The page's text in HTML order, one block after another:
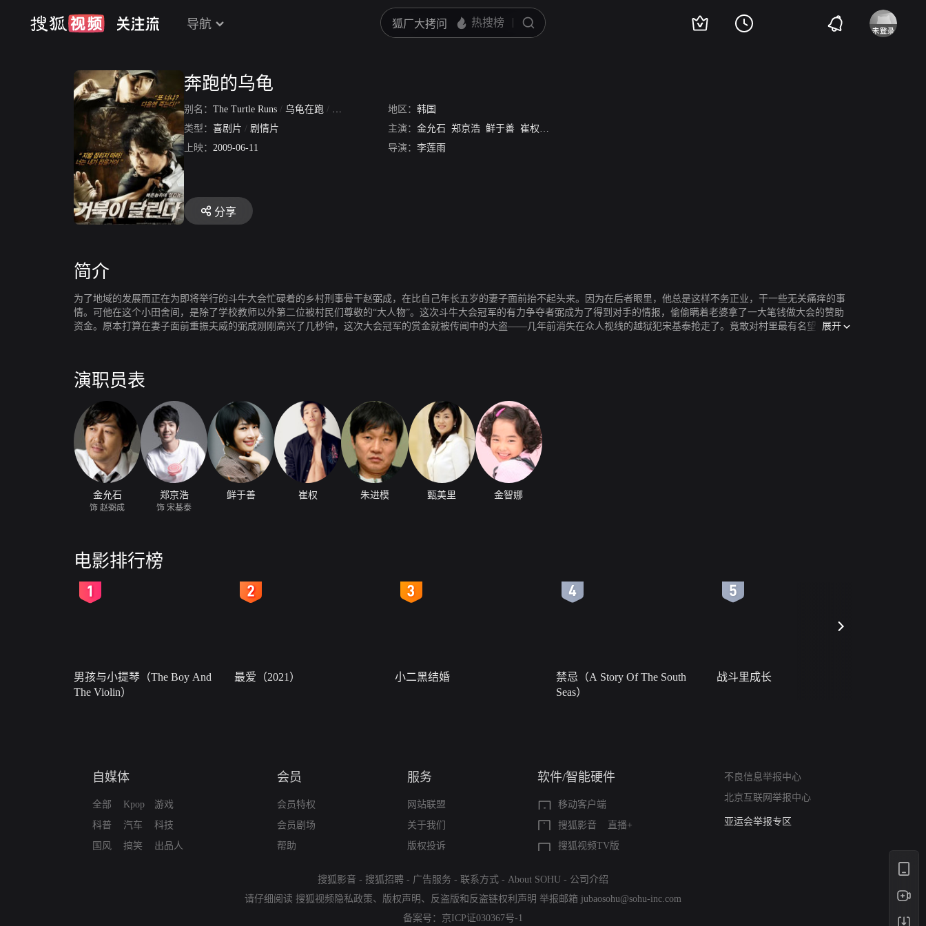
导航
奔跑的乌龟
别名： The Turtle Runs / 乌龟在跑 / 疾走海龟 地区： 韩国
类型： 喜剧片 / 剧情片 主演： 金允石 郑京浩 鲜于善 崔权 朱进模
上映： 2009-06-11 导演： 李莲雨
分享
简介
为了地域的发展而正在为即将举行的斗牛大会忙碌着的乡村刑事骨干赵弼成，在比自己年长五岁的妻子面前抬不起头来。因为在后者眼里，他总是这样不务正业，干一些无关痛痒的事
情。可他在这个小田舍间，是除了学校教师以外第二位被村民们尊敬的“大人物”。这次斗牛大会冠军的有力争夺者弼成为了得到对手的情报，偷偷瞒着老婆拿了一大笔钱做大会的赞助
资金。原本打算在妻子面前重振夫威的弼成刚刚高兴了几秒钟，这次大会冠军的赏金就被传闻中的大盗——几年前消失在众人视线的越狱犯宋基泰抢走了。竟敢对村里最有名望的刑事
展开
演职员表
金允石
饰 赵弼成
郑京浩
饰 宋基泰
鲜于善 崔权 朱进模 甄美里 金智娜
电影排行榜
男孩与小提琴（The Boy And
The Violin）
最爱（2021） 小二黑结婚
禁忌（A Story Of The South
Seas）
战斗里成长
自媒体
全部
科普
国风
Kpop
汽车
搞笑
游戏
科技
出品人
会员
会员特权
会员剧场
帮助
服务
网站联盟
关于我们
版权投诉
软件/智能硬件
移动客户端
搜狐影音
直播+
搜狐视频TV版
不良信息举报中心
北京互联网举报中心
算法推荐专项举报
亚运会举报专区
搜狐影音 - 搜狐招聘 - 广告服务 - 联系方式 - About SOHU - 公司介绍
请仔细阅读 搜狐视频隐私政策、 版权声明 、 反盗版和反盗链权利声明 举报邮箱 jubaosohu@sohu-inc.com
备案号： 京ICP证030367号-1